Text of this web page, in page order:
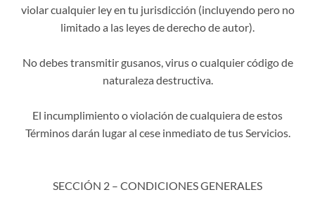
violar cualquier ley en tu jurisdicción (incluyendo pero no
limitado a las leyes de derecho de autor).
No debes transmitir gusanos, virus o cualquier código de
naturaleza destructiva.
El incumplimiento o violación de cualquiera de estos
Términos darán lugar al cese inmediato de tus Servicios.
SECCIÓN 2 – CONDICIONES GENERALES